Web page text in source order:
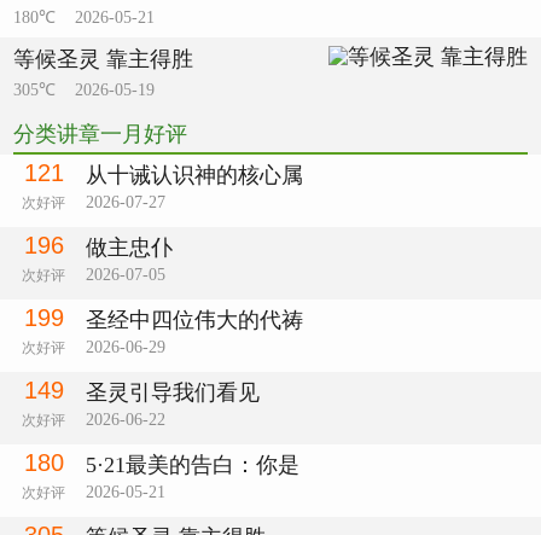
180℃ 2026-05-21
等候圣灵 靠主得胜
305℃ 2026-05-19
分类讲章一月好评
121
次好评
从十诫认识神的核心属
2026-07-27
196
次好评
做主忠仆
2026-07-05
199
次好评
圣经中四位伟大的代祷
2026-06-29
149
次好评
圣灵引导我们看见
2026-06-22
180
次好评
5·21最美的告白：你是
2026-05-21